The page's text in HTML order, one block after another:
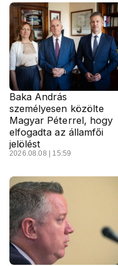
Baka András
személyesen közölte
Magyar Péterrel, hogy
elfogadta az államfői
jelölést
2026.08.08 | 15:59